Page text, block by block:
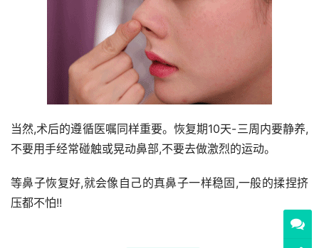
当然,术后的遵循医嘱同样重要。恢复期10天-三周内要静养,
不要用手经常碰触或晃动鼻部,不要去做激烈的运动。
等鼻子恢复好,就会像自己的真鼻子一样稳固,一般的揉捏挤
压都不怕!!